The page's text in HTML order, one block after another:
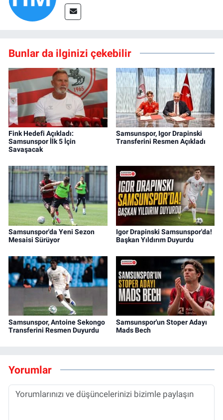
Bunlar da ilginizi çekebilir
Fink Hedefi Açıkladı:
Samsunspor İlk 5 İçin
Savaşacak
Samsunspor, Igor Drapinski
Transferini Resmen Açıkladı
Samsunspor'da Yeni Sezon
Mesaisi Sürüyor
Igor Drapinski Samsunspor'da!
Başkan Yıldırım Duyurdu
Samsunspor, Antoine Sekongo
Transferini Resmen Duyurdu
Samsunspor'un Stoper Adayı
Mads Bech
Yorumlar